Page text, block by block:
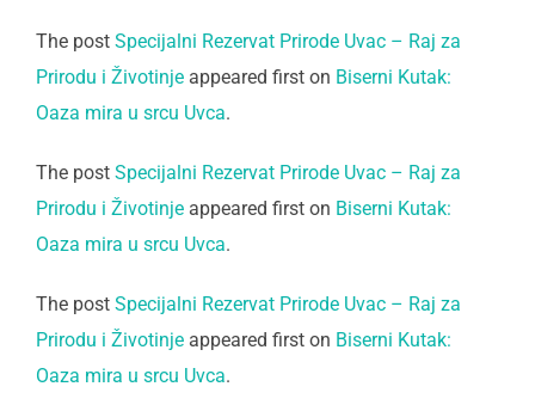
The post Specijalni Rezervat Prirode Uvac – Raj za
Prirodu i Životinje appeared first on Biserni Kutak:
Oaza mira u srcu Uvca.
The post Specijalni Rezervat Prirode Uvac – Raj za
Prirodu i Životinje appeared first on Biserni Kutak:
Oaza mira u srcu Uvca.
The post Specijalni Rezervat Prirode Uvac – Raj za
Prirodu i Životinje appeared first on Biserni Kutak:
Oaza mira u srcu Uvca.